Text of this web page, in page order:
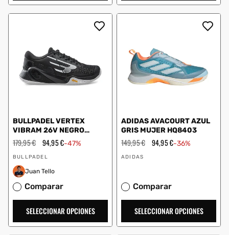
BULLPADEL VERTEX
VIBRAM 26V NEGRO
DC92005000
Precio
habitual
179,95 € Precio
oferta
94,95 €-47%
Proveedor:
BULLPADEL
Juan Tello
Comparar
SELECCIONAR OPCIONES
ADIDAS AVACOURT AZUL
GRIS MUJER HQ8403
Precio
habitual
149,95 € Precio
94,95 €-36%
Proveedor:
ADIDAS
Comparar
SELECCIONAR OPCIONES